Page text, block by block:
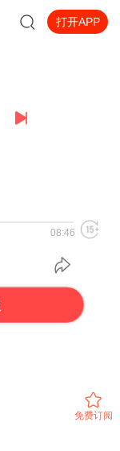
打开APP
08:46
免费订阅